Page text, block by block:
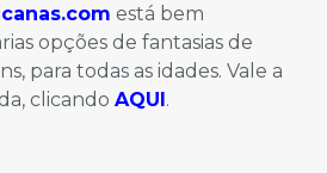
está bem
opções de fantasias de
para todas as idades. Vale a
clicando AQUI.